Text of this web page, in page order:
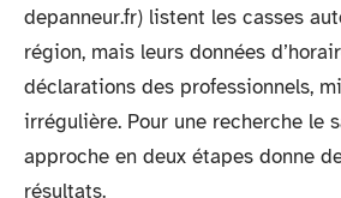
depanneur.fr) listent les casses
région, mais leurs données
déclarations des professionnels,
irrégulière. Pour une recherche le
approche en deux étapes donne
résultats.